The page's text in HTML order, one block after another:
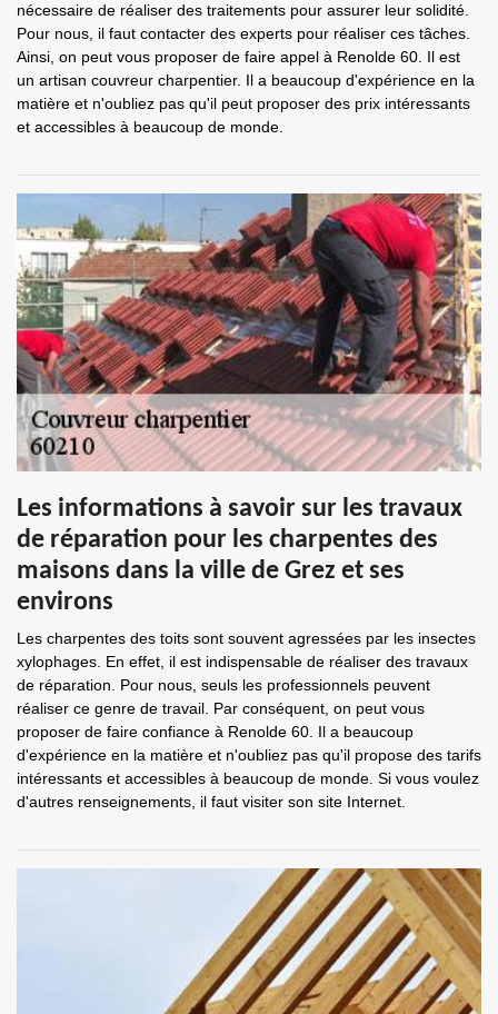
nécessaire de réaliser des traitements pour assurer leur solidité.
Pour nous, il faut contacter des experts pour réaliser ces tâches.
Ainsi, on peut vous proposer de faire appel à Renolde 60. Il est
un artisan couvreur charpentier. Il a beaucoup d'expérience en la
matière et n'oubliez pas qu'il peut proposer des prix intéressants
et accessibles à beaucoup de monde.
Les informations à savoir sur les travaux
de réparation pour les charpentes des
maisons dans la ville de Grez et ses
environs
Les charpentes des toits sont souvent agressées par les insectes
xylophages. En effet, il est indispensable de réaliser des travaux
de réparation. Pour nous, seuls les professionnels peuvent
réaliser ce genre de travail. Par conséquent, on peut vous
proposer de faire confiance à Renolde 60. Il a beaucoup
d'expérience en la matière et n'oubliez pas qu'il propose des tarifs
intéressants et accessibles à beaucoup de monde. Si vous voulez
d'autres renseignements, il faut visiter son site Internet.